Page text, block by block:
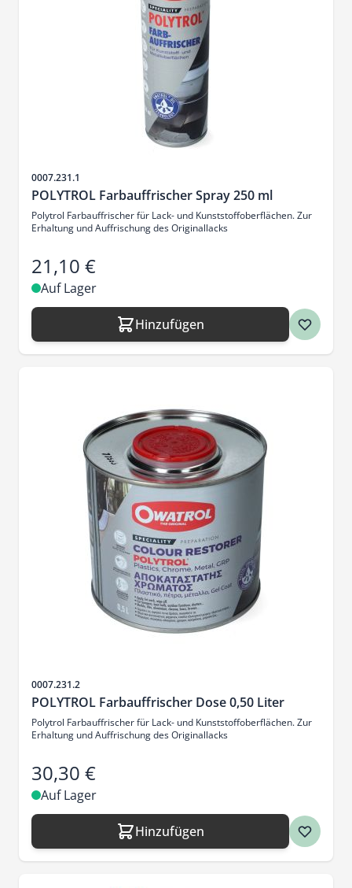
Artikelnr.
0007.231.1
POLYTROL Farbauffrischer Spray 250 ml
Polytrol Farbauffrischer für Lack- und Kunststoffoberflächen. Zur
Erhaltung und Auffrischung des Originallacks
21,10 €
Auf Lager
Hinzufügen
Artikelnr.
0007.231.2
POLYTROL Farbauffrischer Dose 0,50 Liter
Polytrol Farbauffrischer für Lack- und Kunststoffoberflächen. Zur
Erhaltung und Auffrischung des Originallacks
30,30 €
Auf Lager
Hinzufügen